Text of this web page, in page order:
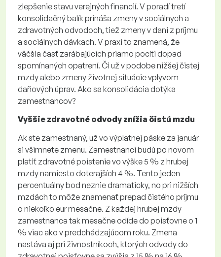
zlepšenie stavu verejných financií. V poradí tretí
konsolidačný balík prináša zmeny v sociálnych a
zdravotných odvodoch, tiež zmeny v dani z príjmu
a sociálnych dávkach. V praxi to znamená, že
väčšia časť zarábajúcich priamo pocíti dopad
spomínaných opatrení. Či už v podobe nižšej čistej
mzdy alebo zmeny životnej situácie vplyvom
daňových úprav. Ako sa konsolidácia dotýka
zamestnancov?
Vyššie zdravotné odvody znížia čistú mzdu
Ak ste zamestnaný, už vo výplatnej páske za január
si všimnete zmenu. Zamestnanci budú po novom
platiť zdravotné poistenie vo výške 5 % z hrubej
mzdy namiesto doterajších 4 %. Tento jeden
percentuálny bod neznie dramaticky, no pri nižších
mzdách to môže znamenať prepad čistého príjmu
o niekoľko eur mesačne. Z každej hrubej mzdy
zamestnanca tak mesačne odíde do poisťovne o 1
% viac ako v predchádzajúcom roku. Zmena
nastáva aj pri živnostníkoch, ktorých odvody do